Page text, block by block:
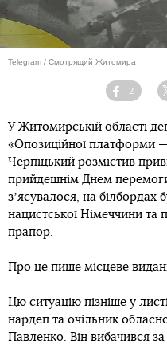
Telegram / Смотрящий Житомира
Facebook
2
У Житомирській області
«Опозиційної платформи
Черпіцький розмістив
прийдешнім Днем
зʼясувалося, на білбордах
нацистської Німеччини та
прапор.
Про це пише місцеве
Цю ситуацію пізніше у
нардеп та очільник
Павленко. Він вибачився